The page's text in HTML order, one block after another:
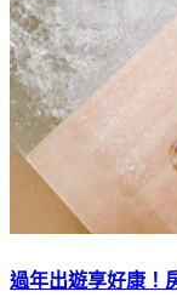
過年出遊享好康！